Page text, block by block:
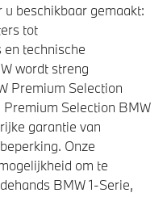
beschikbaar gemaakt:
tot
technische
wordt streng
Premium Selection
Selection BMW
garantie van
Onze
om te
BMW 1-Serie,